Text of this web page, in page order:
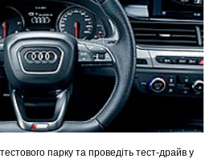
парку та проведіть тест-драйв у